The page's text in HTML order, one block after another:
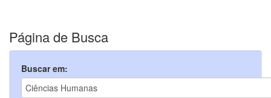
Página de Busca
Buscar em: